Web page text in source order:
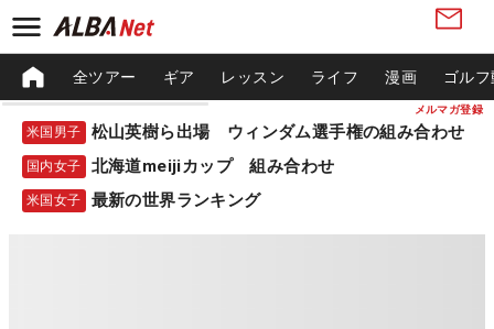
メルマガ登録
全ツアー ギア レッスン ライフ 漫画 ゴル
米国男子 松山英樹ら出場 ウィンダム選手権の組み合わせ
国内女子 北海道meijiカップ 組み合わせ
米国女子 最新の世界ランキング